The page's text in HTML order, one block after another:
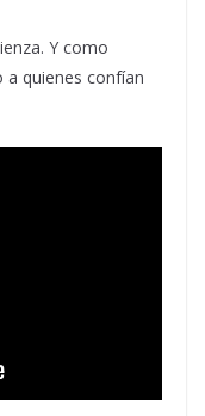
Y como
quienes confían